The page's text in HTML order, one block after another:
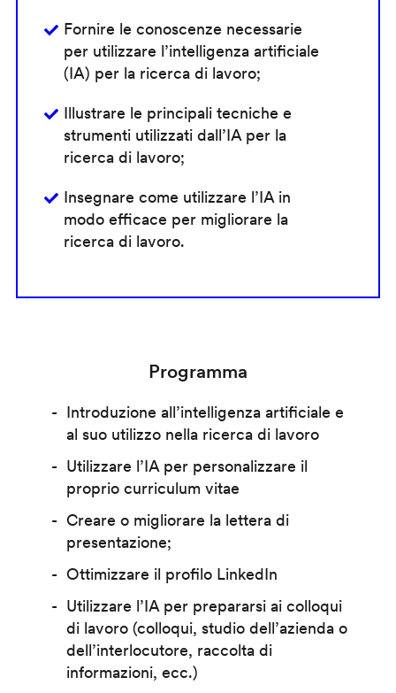
Fornire le conoscenze necessarie
per utilizzare l’intelligenza artificiale
(IA) per la ricerca di lavoro;
Illustrare le principali tecniche e
strumenti utilizzati dall’IA per la
ricerca di lavoro;
Insegnare come utilizzare l’IA in
modo efficace per migliorare la
ricerca di lavoro.
Programma
Introduzione all’intelligenza artificiale e
al suo utilizzo nella ricerca di lavoro
Utilizzare l’IA per personalizzare il
proprio curriculum vitae
Creare o migliorare la lettera di
presentazione;
Ottimizzare il profilo LinkedIn
Utilizzare l’IA per prepararsi ai colloqui
di lavoro (colloqui, studio dell’azienda o
dell’interlocutore, raccolta di
informazioni, ecc.)